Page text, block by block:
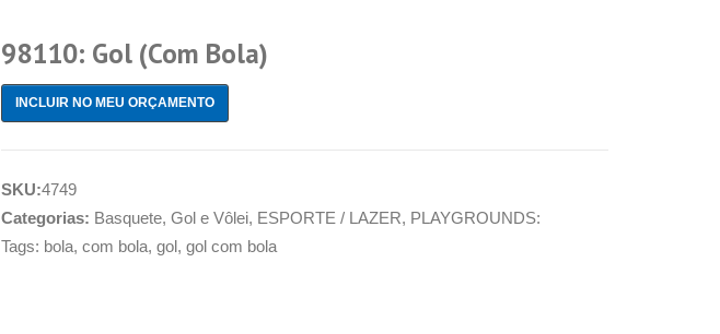
98110: Gol (com Bola)
INCLUIR NO MEU ORÇAMENTO
SKU:4749
Categorias: Basquete, Gol e Vôlei, ESPORTE / LAZER, PLAYGROUNDS:
Tags: bola, com bola, gol, gol com bola